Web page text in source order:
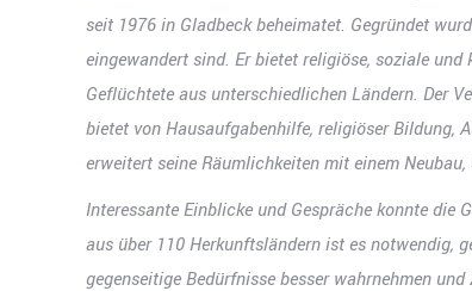
seit 1976 in Gladbeck beheimatet. Gegründet
eingewandert sind. Er bietet religiöse, soziale
Geflüchtete aus unterschiedlichen Ländern. Der
bietet von Hausaufgabenhilfe, religiöser Bildung,
erweitert seine Räumlichkeiten mit einem
Interessante Einblicke und Gespräche konnte die
aus über 110 Herkunftsländern ist es notwendig,
gegenseitige Bedürfnisse besser wahrnehmen